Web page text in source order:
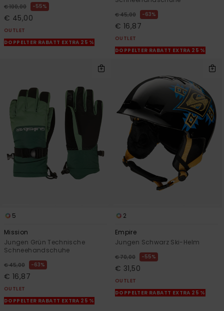
€ 100,00 55%
€ 45,00
OUTLET
DOPPELTER RABATT EXTRA 25 %
€ 45,00 63%
€ 16,87
OUTLET
DOPPELTER RABATT EXTRA 25 %
5
Mission
Jungen Grün Technische
Schneehandschuhe
€ 45,00 63%
€ 16,87
OUTLET
DOPPELTER RABATT EXTRA 25 %
2
Empire
Jungen Schwarz Ski-Helm
€ 70,00 55%
€ 31,50
OUTLET
DOPPELTER RABATT EXTRA 25 %